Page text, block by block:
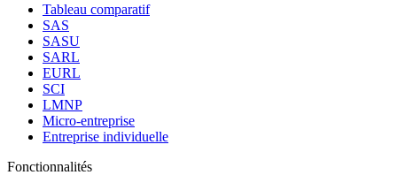
Tableau comparatif
SAS
SASU
SARL
EURL
SCI
LMNP
Micro-entreprise
Entreprise individuelle
Fonctionnalités